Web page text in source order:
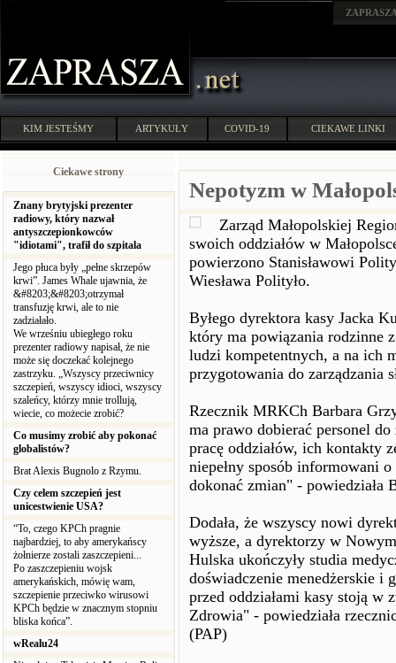
KIM JESTEŚMY ARTYKUŁY COVID-19 CIEKAWE LINKI
Ciekawe strony
Znany brytyjski prezenter
radiowy, który nazwał
antyszczepionkowców
"idiotami", trafił do szpitala
Jego płuca były „pełne skrzepów
krwi”. James Whale ujawnia, że
&#8203;&#8203;otrzymał
transfuzję krwi, ale to nie
zadziałało.
We wrześniu ubiegłego roku
prezenter radiowy napisał, że nie
może się doczekać kolejnego
zastrzyku. „Wszyscy przeciwnicy
szczepień, wszyscy idioci, wszyscy
szaleńcy, którzy mnie trollują,
wiecie, co możecie zrobić?
Co musimy zrobić aby pokonać
globalistów?
Brat Alexis Bugnolo z Rzymu.
Czy celem szczepień jest
unicestwienie USA?
“To, czego KPCh pragnie
najbardziej, to aby amerykańscy
żołnierze zostali zaszczepieni...
Po zaszczepieniu wojsk
amerykańskich, mówię wam,
szczepienie przeciwko wirusowi
KPCh będzie w znacznym stopniu
bliska końca”.
wRealu24
Nepotyzm w
Zarząd Małopolskiej
swoich oddziałów w
powierzono Stanisławowi
Wiesława Polityło.
Byłego dyrektora kasy Jacka
który ma powiązania rodzinne
ludzi kompetentnych, a na ich
przygotowania do zarządzania
Rzecznik MRKCh Barbara
ma prawo dobierać personel
pracę oddziałów, ich kontakty
niepełny sposób informowani
dokonać zmian" - powiedziała
Dodała, że wszyscy nowi
wyższe, a dyrektorzy w
Hulska ukończyły studia
doświadczenie menedżerskie i
przed oddziałami kasy stoją w
Zdrowia" - powiedziała
(PAP)